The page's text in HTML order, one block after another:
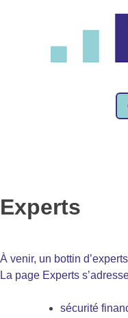
Experts
À venir, un bottin
La page Experts
sécurité